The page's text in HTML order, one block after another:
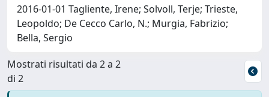
2016-01-01 Tagliente, Irene; Solvoll, Terje; Trieste,
Leopoldo; De Cecco Carlo, N.; Murgia, Fabrizio;
Bella, Sergio
Mostrati risultati da 2 a 2
di 2